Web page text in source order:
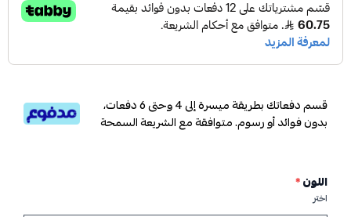
قسم دفعاتك بطريقة ميسرة إلى 4 وحتى 6 دفعات،
بدون فوائد أو رسوم. متوافقة مع الشريعة السمحة
اللون*
اختر